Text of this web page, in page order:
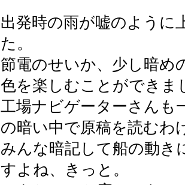
出発時の雨が嘘のように
た。
節電のせいか、少し暗め
色を楽しむことができま
工場ナビゲーターさんも
の暗い中で原稿を読むわ
みんな暗記して船の動き
すよね、きっと。